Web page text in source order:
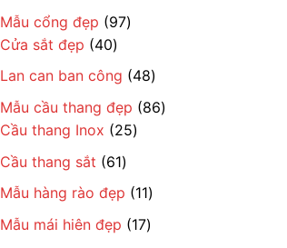
Mẫu cổng đẹp 9797
phẩm
Cửa sắt đẹp 4040
sản
phẩm
Lan can ban công 4848
sản
phẩm
Mẫu cầu thang đẹp 8686
Cầu thang Inox 2525
Cầu thang sắt 6161
sản
phẩm
Mẫu hàng rào đẹp 1111
sản
phẩm
Mẫu mái hiên đẹp 1717